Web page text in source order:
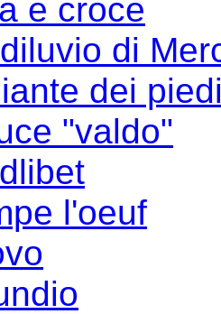
e croce
di
dei
"valdo"
l'oeuf